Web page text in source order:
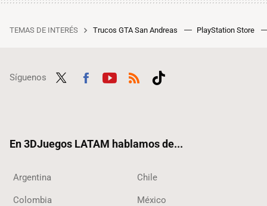
TEMAS DE INTERÉS Trucos GTA San Andreas PlayStation Store
Síguenos
En 3DJuegos LATAM hablamos de...
Argentina Chile
Colombia México